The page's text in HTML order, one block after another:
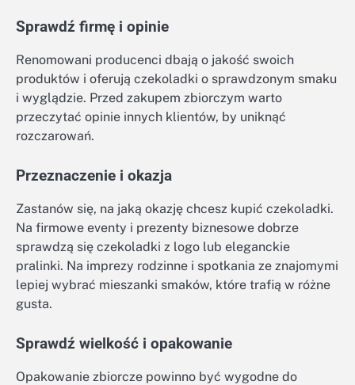
Sprawdź firmę i opinie
Renomowani producenci dbają o jakość swoich
produktów i oferują czekoladki o sprawdzonym smaku
i wyglądzie. Przed zakupem zbiorczym warto
przeczytać opinie innych klientów, by uniknąć
rozczarowań.
Przeznaczenie i okazja
Zastanów się, na jaką okazję chcesz kupić czekoladki.
Na firmowe eventy i prezenty biznesowe dobrze
sprawdzą się czekoladki z logo lub eleganckie
pralinki. Na imprezy rodzinne i spotkania ze znajomymi
lepiej wybrać mieszanki smaków, które trafią w różne
gusta.
Sprawdź wielkość i opakowanie
Opakowanie zbiorcze powinno być wygodne do